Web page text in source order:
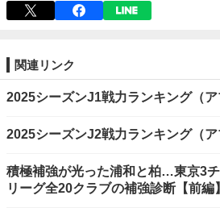
関連リンク
2025シーズンJ1戦力ランキング（ア
2025シーズンJ2戦力ランキング（ア
積極補強が光った浦和と柏…東京3
リーグ全20クラブの補強診断【前編】